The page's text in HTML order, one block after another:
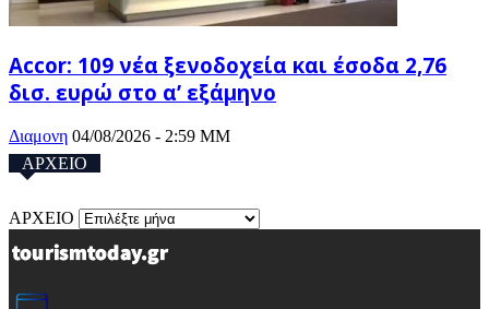
Accor: 109 νέα ξενοδοχεία και έσοδα 2,76
δισ. ευρώ στο α’ εξάμηνο
Διαμονη 04/08/2026 - 2:59 ΜΜ
ΑΡΧΕΙΟ
ΑΡΧΕΙΟ